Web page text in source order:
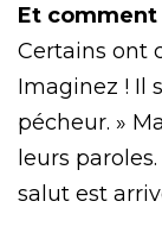
Et
Certains ont
Imaginez ! Il
pécheur. »
leurs
salut est